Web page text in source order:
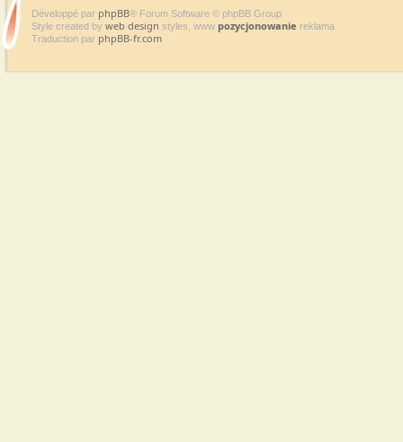
Développé par phpBB® Forum Software © phpBB Group
Style created by web design styles, www pozycjonowanie reklama
Traduction par phpBB-fr.com